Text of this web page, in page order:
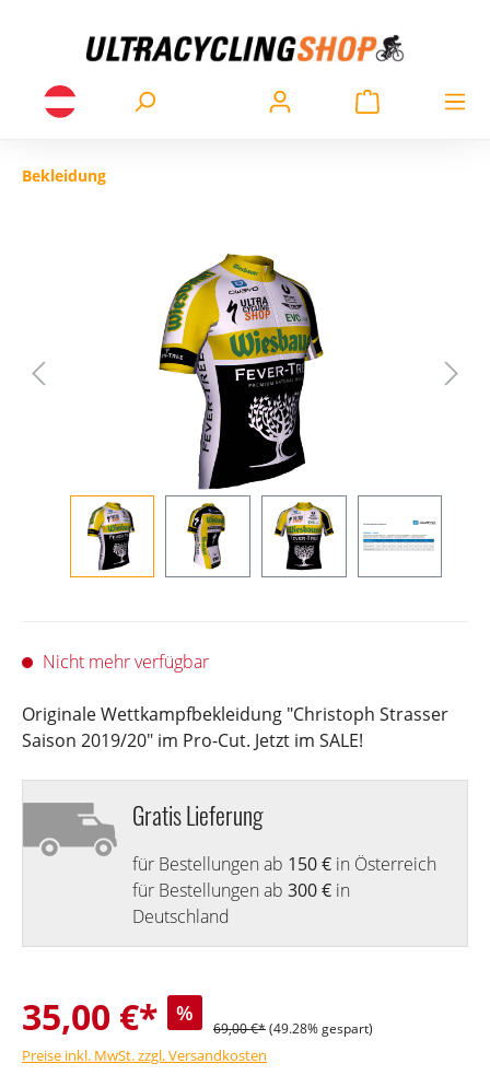
Bekleidung
Nicht mehr verfügbar
Originale Wettkampfbekleidung "Christoph Strasser
Saison 2019/20" im Pro-Cut. Jetzt im SALE!
Gratis Lieferung
für Bestellungen ab 150 € in Österreich
für Bestellungen ab 300 € in
Deutschland
35,00 €* %
69,00 €*(49.28% gespart)
Preise inkl. MwSt. zzgl. Versandkosten